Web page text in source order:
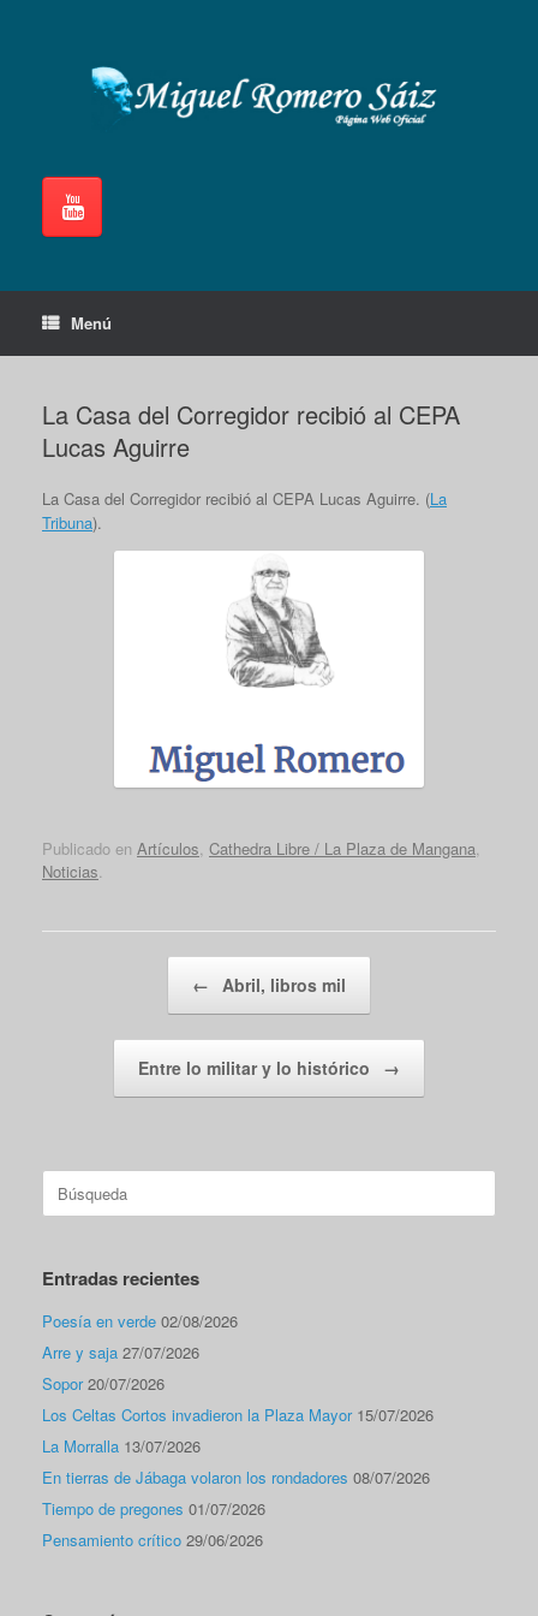
Menú
La Casa del Corregidor recibió al CEPA
Lucas Aguirre
La Casa del Corregidor recibió al CEPA Lucas Aguirre. (La
Tribuna).
Publicado en Artículos Cathedra Libre / La Plaza de Mangana
Noticias
← Abril, libros mil
Entre lo militar y lo histórico →
Buscar:
Entradas recientes
Poesía en verde 02/08/2026
Arre y saja 27/07/2026
Sopor 20/07/2026
Los Celtas Cortos invadieron la Plaza Mayor 15/07/2026
La Morralla 13/07/2026
En tierras de Jábaga volaron los rondadores 08/07/2026
Tiempo de pregones 01/07/2026
Pensamiento crítico 29/06/2026